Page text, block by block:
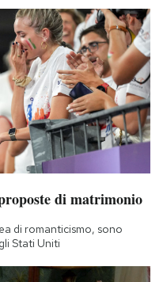
di matrimonio
di romanticismo, sono
Stati Uniti